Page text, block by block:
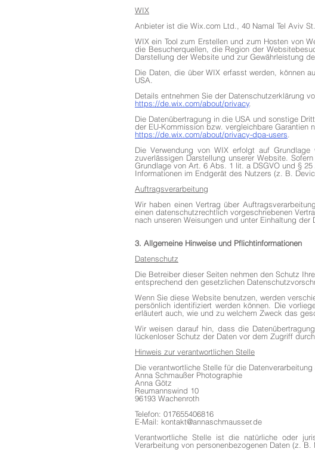
WIX
Anbieter ist die Wix.com Ltd., 40 Namal Tel Aviv
WIX ein Tool zum Erstellen und zum Hosten von
die Besucherquellen, die Region der
Darstellung der Website und zur Gewährleistung
Die Daten, die über WIX erfasst werden, können
USA.
Details entnehmen Sie der Datenschutzerklärung
https://de.wix.com/about/privacy
Die Datenübertragung in die USA und sonstige
der EU-Kommission bzw. vergleichbare Garantien
https://de.wix.com/about/privacy-dpa-users
Die Verwendung von WIX erfolgt auf
zuverlässigen Darstellung unserer Website.
Grundlage von Art. 6 Abs. 1 lit. a DSGVO und §
Informationen im Endgerät des Nutzers (z. B.
Auftragsverarbeitung
Wir haben einen Vertrag über
einen datenschutzrechtlich vorgeschriebenen
nach unseren Weisungen und unter Einhaltung der
3. Allgemeine Hinweise und Pflichtinformationen
Datenschutz
Die Betreiber dieser Seiten nehmen den Schutz
entsprechend den gesetzlichen
Wenn Sie diese Website benutzen, werden
persönlich identifiziert werden können. Die
erläutert auch, wie und zu welchem Zweck das
Wir weisen darauf hin, dass die
lückenloser Schutz der Daten vor dem Zugriff
Hinweis zur verantwortlichen Stelle
Die verantwortliche Stelle für die
Anna Schmaußer Photographie
Anna Götz
Reumannswind 10
96193 Wachenroth
Telefon: 017655406816
E-Mail: kontakt@annaschmausser.de
Verantwortliche Stelle ist die natürliche oder
Verarbeitung von personenbezogenen Daten (z.